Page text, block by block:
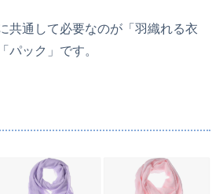
共通して必要なのが「羽織れる衣
パック」です。